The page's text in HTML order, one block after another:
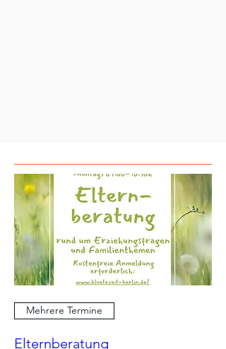
Mehrere Termine
Elternberatung